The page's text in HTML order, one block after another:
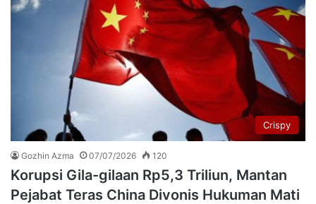
Crispy
Gozhin Azma 07/07/2026 120
Korupsi Gila-gilaan Rp5,3 Triliun, Mantan
Pejabat Teras China Divonis Hukuman Mati